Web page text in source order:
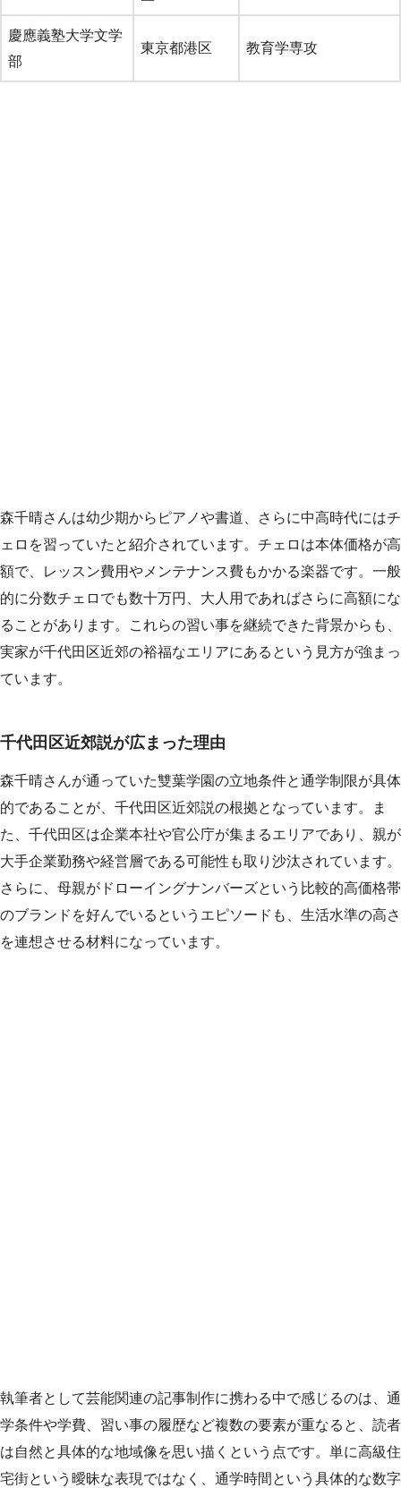
慶應義塾大学文学
部
東京都港区 教育学専攻
森千晴さんは幼少期からピアノや書道、さらに中高時代にはチ
ェロを習っていたと紹介されています。チェロは本体価格が高
額で、レッスン費用やメンテナンス費もかかる楽器です。一般
的に分数チェロでも数十万円、大人用であればさらに高額にな
ることがあります。これらの習い事を継続できた背景からも、
実家が千代田区近郊の裕福なエリアにあるという見方が強まっ
ています。
千代田区近郊説が広まった理由
森千晴さんが通っていた雙葉学園の立地条件と通学制限が具体
的であることが、千代田区近郊説の根拠となっています。ま
た、千代田区は企業本社や官公庁が集まるエリアであり、親が
大手企業勤務や経営層である可能性も取り沙汰されています。
さらに、母親がドローイングナンバーズという比較的高価格帯
のブランドを好んでいるというエピソードも、生活水準の高さ
を連想させる材料になっています。
執筆者として芸能関連の記事制作に携わる中で感じるのは、通
学条件や学費、習い事の履歴など複数の要素が重なると、読者
は自然と具体的な地域像を思い描くという点です。単に高級住
宅街という曖昧な表現ではなく、通学時間という具体的な数字